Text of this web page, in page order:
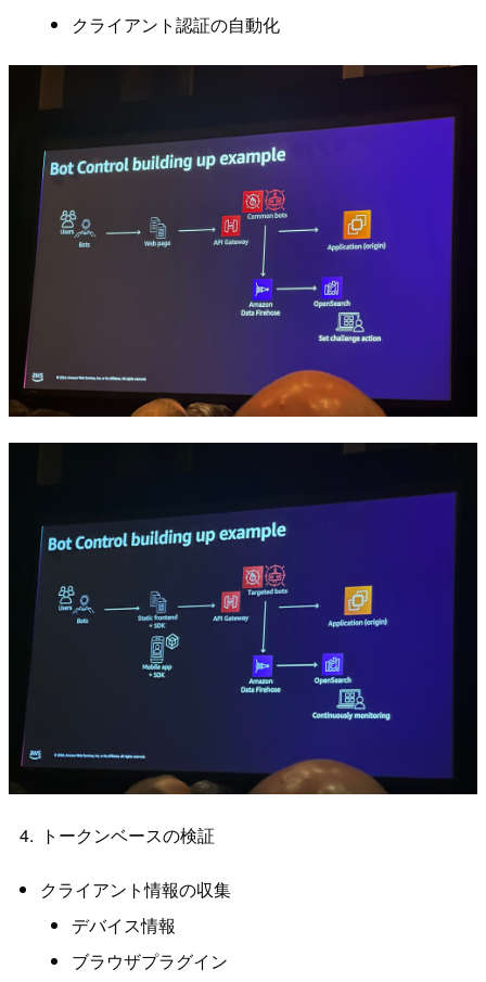
クライアント認証の自動化
トークンベースの検証
クライアント情報の収集
デバイス情報
ブラウザプラグイン